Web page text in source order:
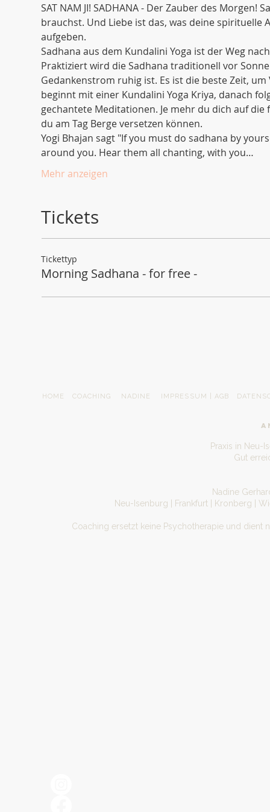
SAT NAM JI! SADHANA - Der Zauber des
brauchst. Und Liebe ist das, was deine
aufgeben.
Sadhana aus dem Kundalini Yoga ist der Weg
Praktiziert wird die Sadhana traditionell vor
Gedankenstrom ruhig ist. Es ist die beste Zeit,
beginnt mit einer Kundalini Yoga Kriya, danach
gechantete Meditationen. Je mehr du dich auf
du am Tag Berge versetzen können.
Yogi Bhajan sagt "If you must do sadhana by
around you. Hear them all chanting, with you…
Mehr anzeigen
Tickets
Tickettyp
Morning Sadhana - for free -
HOME COACHING NADINE IMPRESSUM | AGB
Praxis in Neu-
Gut
Nadine
Neu-Isenburg | Frankfurt | Kronberg |
Coaching ersetzt keine Psychotherapie und dient